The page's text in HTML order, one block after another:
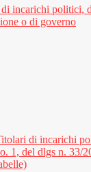
incarichi politici,
o di governo
di incarichi
1, del dlgs n. 33/